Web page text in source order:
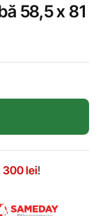
58,5 x 81
300 lei!